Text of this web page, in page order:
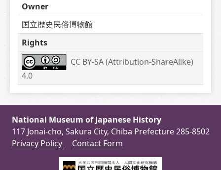
Owner
国立歴史民俗博物館
Rights
CC BY-SA (Attribution-ShareAlike)
4.0
National Museum of Japanese History
117 Jonai-cho, Sakura City, Chiba Prefecture 285-8502
Privacy Policy
Contact Form